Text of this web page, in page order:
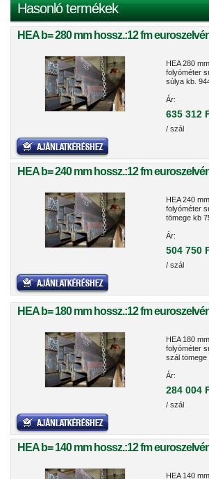
Hasonló termékek
HEA b= 280 mm hossz.:12 fm
HEA 280
folyóméter
súlya kb.
Ár:
635 312
/ szál
HEA b= 240 mm hossz.:12 fm
HEA 240
folyóméter
tömege kb
Ár:
504 750
/ szál
HEA b= 180 mm hossz.:12 fm
HEA 180
folyóméter
szál tömege
Ár:
284 004
/ szál
HEA b= 140 mm hossz.:12 fm
HEA 140